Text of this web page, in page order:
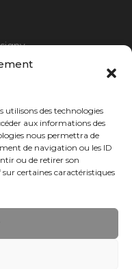
utilisons des technologies
aux informations des
nous permettra de
de navigation ou les ID
ou de retirer son
certaines caractéristiques
.